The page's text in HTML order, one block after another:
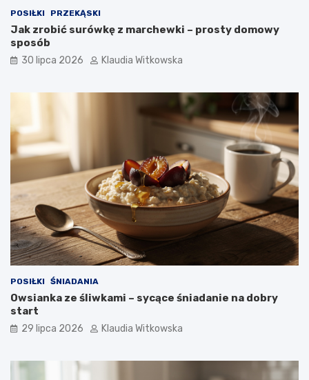
r
z
e
p
o
k
p
o
r
o
k
u
s
i
p
o
POSIŁKI PRZEKĄSKI
Jak zrobić surówkę z marchewki – prosty domowy
sposób
30 lipca 2026 Klaudia Witkowska
POSIŁKI ŚNIADANIA
Owsianka ze śliwkami – sycące śniadanie na dobry
start
29 lipca 2026 Klaudia Witkowska